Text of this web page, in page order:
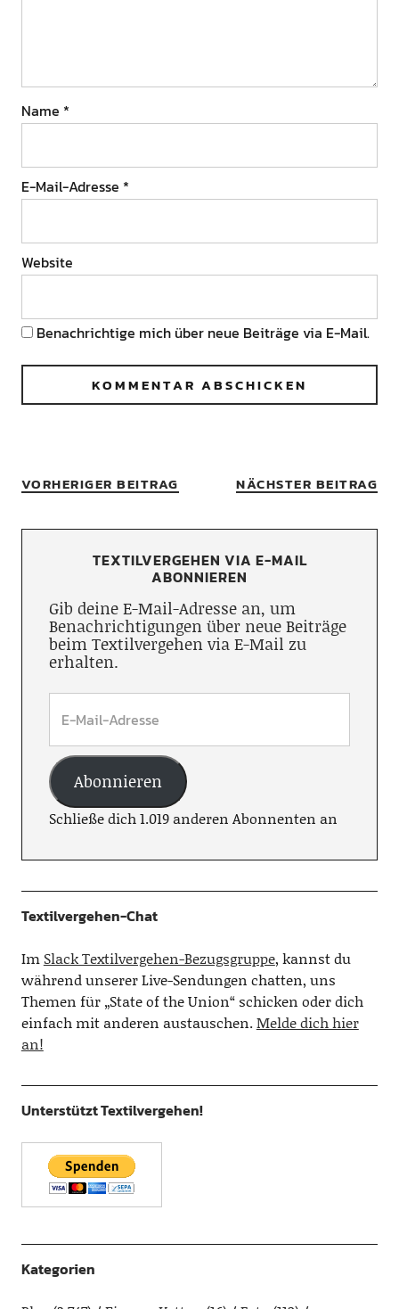
Name *
E-Mail-Adresse *
Website
Benachrichtige mich über neue Beiträge via E-Mail.
VORHERIGER BEITRAG NÄCHSTER BEITRAG
TEXTILVERGEHEN VIA E-MAIL
ABONNIEREN
Gib deine E-Mail-Adresse an, um
Benachrichtigungen über neue Beiträge
beim Textilvergehen via E-Mail zu
erhalten.
Abonnieren
Schließe dich 1.019 anderen Abonnenten an
Textilvergehen-Chat
Im Slack Textilvergehen-Bezugsgruppe, kannst du
während unserer Live-Sendungen chatten, uns
Themen für „State of the Union“ schicken oder dich
einfach mit anderen austauschen.Melde dich hier
an!
Unterstützt Textilvergehen!
Kategorien